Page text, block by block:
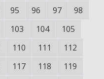
95 96 97
98
103 104
105
110 111
112
117 118
119